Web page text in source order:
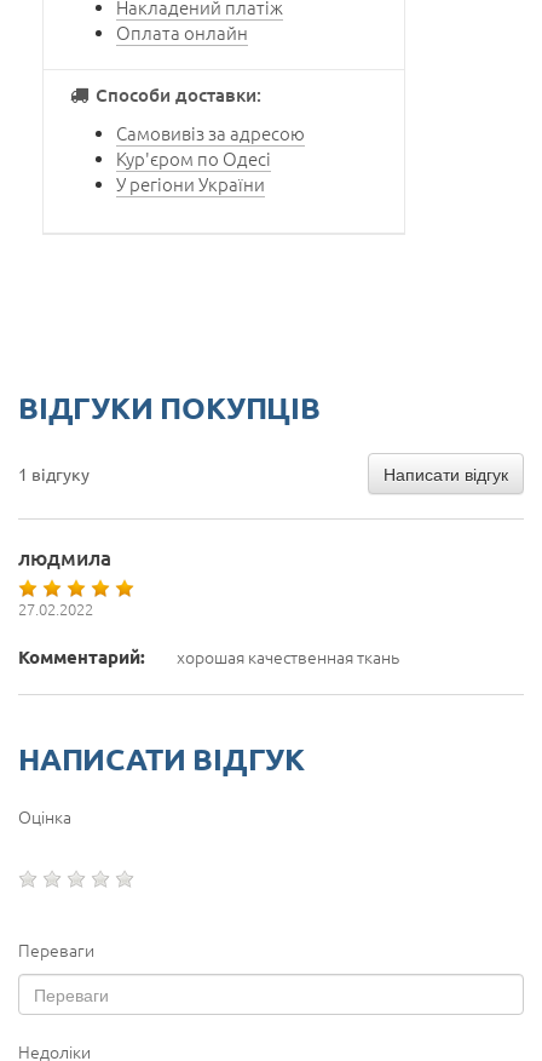
Накладений платіж
Оплата онлайн
Способи доставки:
Самовивіз за адресою
Кур'єром по Одесі
У регіони України
ВІДГУКИ ПОКУПЦІВ
1 відгуку Написати відгук
людмила
27.02.2022
Комментарий: хорошая качественная ткань
НАПИСАТИ ВІДГУК
Оцінка
Переваги
Недоліки